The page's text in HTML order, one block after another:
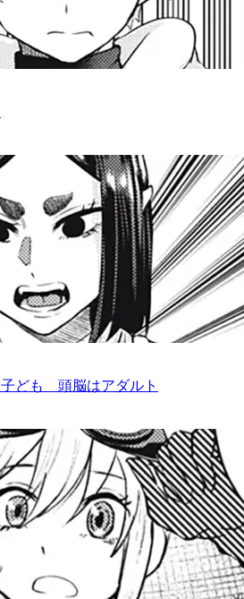
ども 頭脳はアダルト